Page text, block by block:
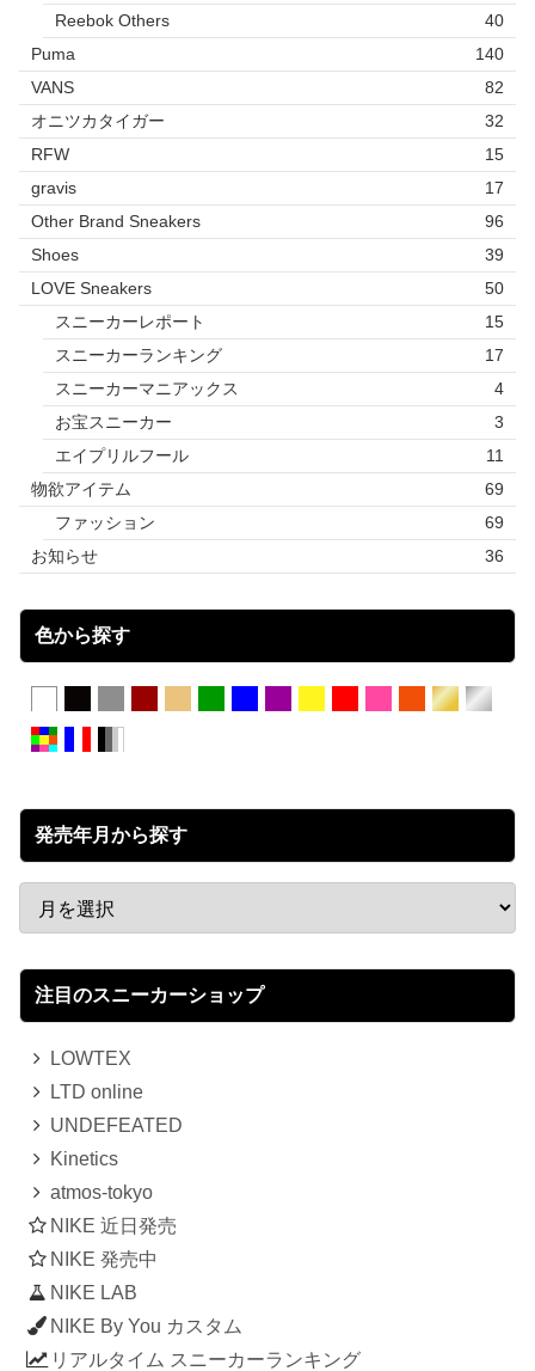
Reebok Others
40
Puma
140
VANS
82
オニツカタイガー
32
RFW
15
gravis
17
Other Brand Sneakers
96
Shoes
39
LOVE Sneakers
50
スニーカーレポート
15
スニーカーランキング
17
スニーカーマニアックス
4
お宝スニーカー
3
エイプリルフール
11
物欲アイテム
69
ファッション
69
お知らせ
36
色から探す
発売年月から探す
注目のスニーカーショップ
LOWTEX
LTD online
UNDEFEATED
Kinetics
atmos-tokyo
NIKE 近日発売
NIKE 発売中
NIKE LAB
NIKE By You カスタム
リアルタイム スニーカーランキング